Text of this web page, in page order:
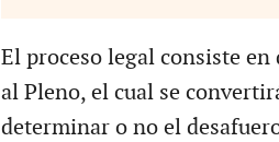
El proceso legal consiste
al Pleno, el cual se
determinar o no el